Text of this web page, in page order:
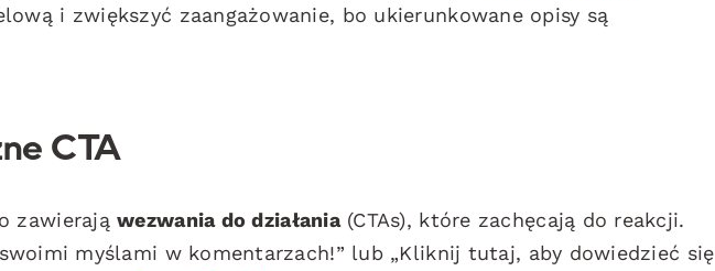
i zwiększyć zaangażowanie, bo ukierunkowane opisy są
CTA
zawierająwezwania do działania(CTAs), które zachęcają do reakcji.
myślami w komentarzach!” lub „Kliknij tutaj, aby dowiedzieć się